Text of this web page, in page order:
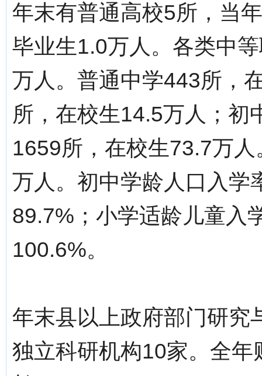
年末有普通高校5所，当
毕业生1.0万人。各类中
万人。普通中学443所，
所，在校生14.5万人；初
1659所，在校生73.7万
万人。初中学龄人口入学
89.7%；小学适龄儿童入
100.6%。
年末县以上政府部门研究
独立科研机构10家。全